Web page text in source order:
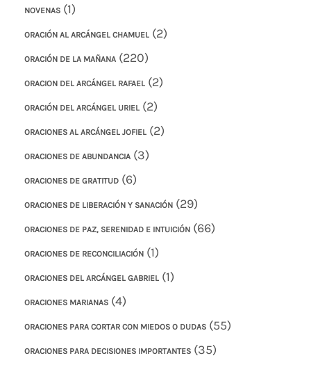
NOVENAS (1)
ORACIÓN AL ARCÁNGEL CHAMUEL (2)
ORACIÓN DE LA MAÑANA (220)
ORACION DEL ARCÁNGEL RAFAEL (2)
ORACIÓN DEL ARCÁNGEL URIEL (2)
ORACIONES AL ARCÁNGEL JOFIEL (2)
ORACIONES DE ABUNDANCIA (3)
ORACIONES DE GRATITUD (6)
ORACIONES DE LIBERACIÓN Y SANACIÓN (29)
ORACIONES DE PAZ, SERENIDAD E INTUICIÓN (66)
ORACIONES DE RECONCILIACIÓN (1)
ORACIONES DEL ARCÁNGEL GABRIEL (1)
ORACIONES MARIANAS (4)
ORACIONES PARA CORTAR CON MIEDOS O DUDAS (55)
ORACIONES PARA DECISIONES IMPORTANTES (35)